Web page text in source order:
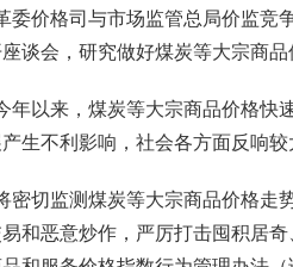
委价格司与市场监管总局价监竞
谈会，研究做好煤炭等大宗商
年以来，煤炭等大宗商品价格快
生不利影响，社会各方面反响较
密切监测煤炭等大宗商品价格走
和恶意炒作，严厉打击囤积居